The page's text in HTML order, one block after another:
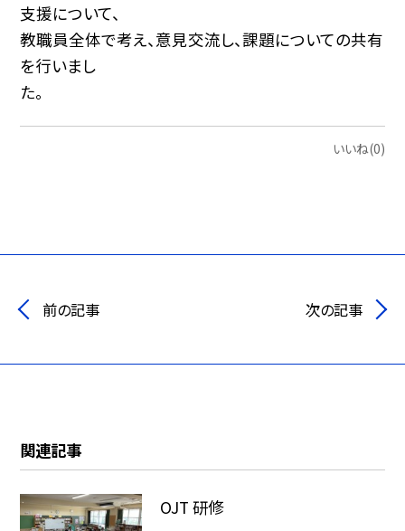
支援について、
教職員全体で考え、意見交流し、課題についての共有
を行いまし
た。
いいね(0)
前の記事 次の記事
関連記事
OJT 研修